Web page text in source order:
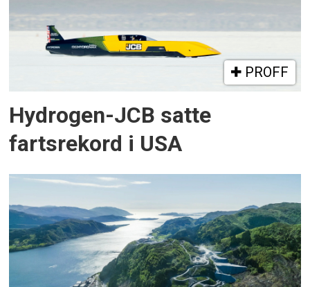
PROFF
Hydrogen-JCB satte
fartsrekord i USA